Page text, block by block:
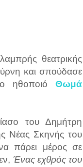
θεατρικής
και σπούδασε
ηθοποιό Θωμά
του Δημήτρη
Νέας Σκηνής του
πάρει μέρος σε
Ένας εχθρός του